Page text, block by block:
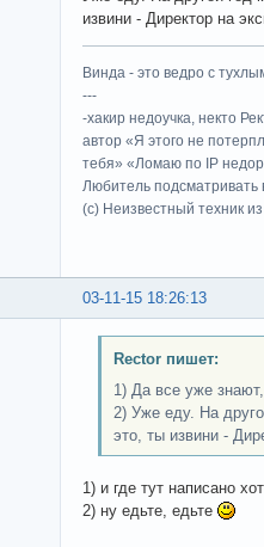
извини - Директор на
Винда - это ведро с
---
-хакир недоучка, некто
автор «Я этого не
тебя» «Ломаю по IP
Любитель подсматривать
(c) Неизвестный техник
03-11-15 18:26:13
Rector пишет:
1) Да все уже
2) Уже еду. На
это, ты извини -
1) и где тут написано
2) ну едьте, едьте